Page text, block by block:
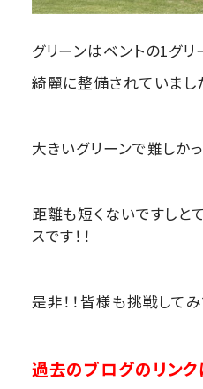
グリーンはベントの1グリ
綺麗に整備されていました
大きいグリーンで難しか
距離も短くないですしと
スです！！
是非！！皆様も挑戦し
過去のブログのリン